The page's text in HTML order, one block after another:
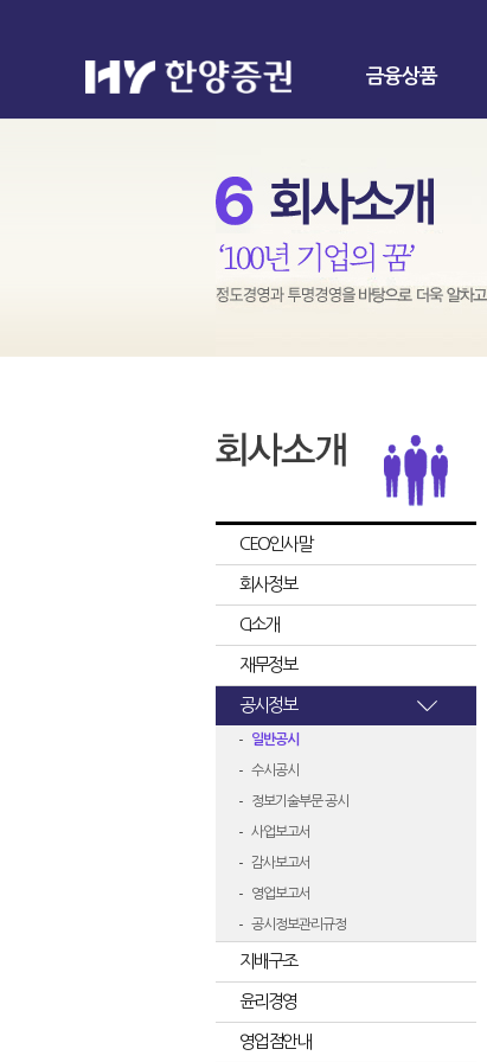
금융상품
CEO인사말
회사정보
CI소개
재무정보
공시정보
일반공시
수시공시
정보기술부문 공시
사업보고서
감사보고서
영업보고서
공시정보관리규정
지배구조
윤리경영
영업점안내